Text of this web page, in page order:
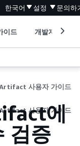
한국어 설정 문의하
이드 개발자 도구
사용자 가이드
사용자 가이드
에
검증